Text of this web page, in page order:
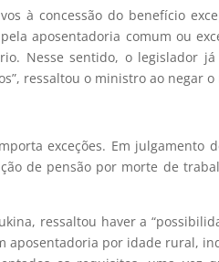
à concessão do benefício
aposentadoria comum ou
Nesse sentido, o legislador
ressaltou o ministro ao negar o
exceções. Em julgamento
de pensão por morte de
ressaltou haver a
aposentadoria por idade rural,